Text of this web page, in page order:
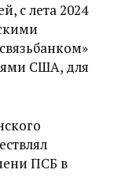
с лета 2024
США, для
ПСБ в